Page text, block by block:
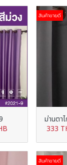
สินค้าขายดี
ม่านตา
333
สินค้าขายดี